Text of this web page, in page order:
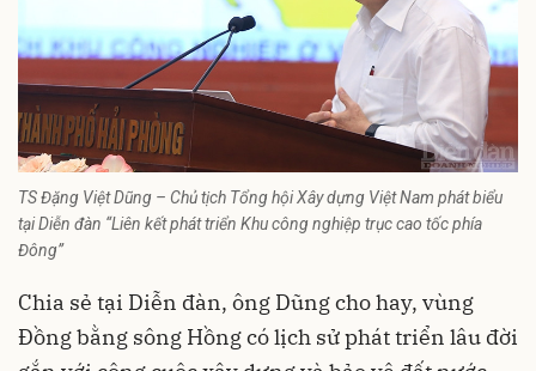
TS Đặng Việt Dũng – Chủ tịch Tổng hội Xây dựng Việt Nam phát biểu
tại Diễn đàn “Liên kết phát triển Khu công nghiệp trục cao tốc phía
Đông”
Chia sẻ tại Diễn đàn, ông Dũng cho hay, vùng
Đồng bằng sông Hồng có lịch sử phát triển lâu đời